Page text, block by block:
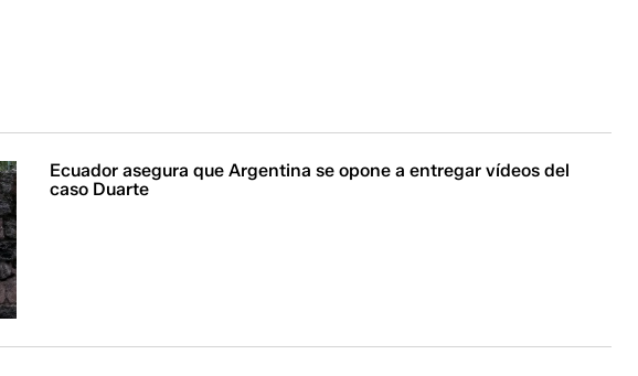
Ecuador asegura que Argentina se opone a entregar vídeos del
caso Duarte